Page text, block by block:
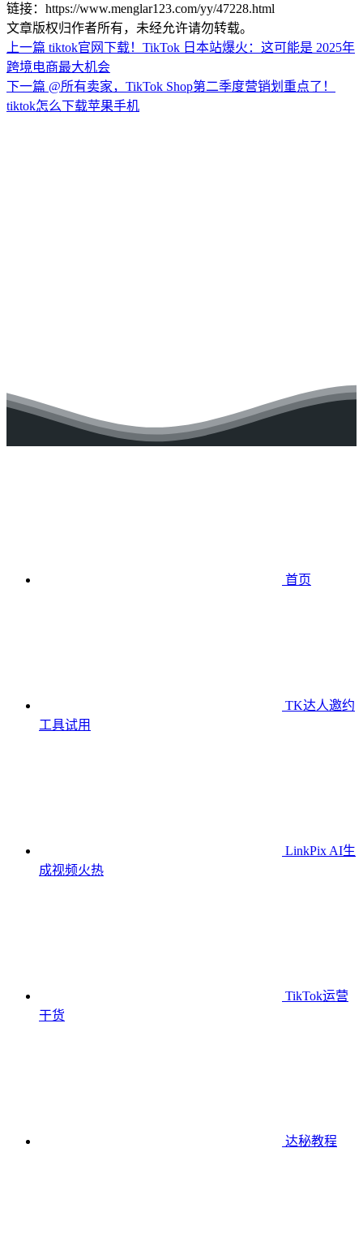
链接：https://www.menglar123.com/yy/47228.html
文章版权归作者所有，未经允许请勿转载。
上一篇 tiktok官网下载！TikTok 日本站爆火：这可能是 2025年
跨境电商最大机会
下一篇 @所有卖家，TikTok Shop第二季度营销划重点了！
tiktok怎么下载苹果手机
首页
TK达人邀约
工具试用
LinkPix AI生
成视频火热
TikTok运营
干货
达秘教程